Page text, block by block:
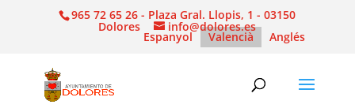
965 72 65 26 - Plaza Gral. Llopis, 1 - 03150
Dolores info@dolores.es
Espanyol Valencià Anglés